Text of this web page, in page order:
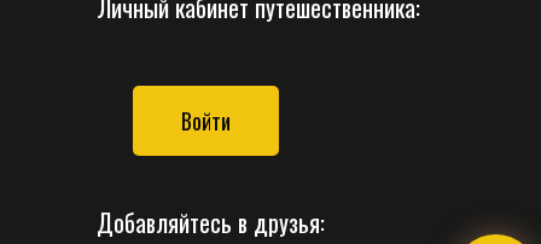
Личный кабинет путешественника:
Войти
Добавляйтесь в друзья: